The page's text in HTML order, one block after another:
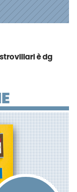
è dg